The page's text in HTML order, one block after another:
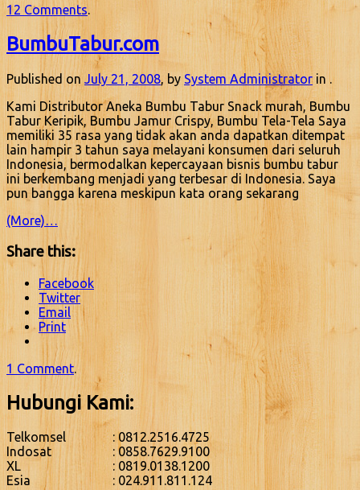
12 Comments.
BumbuTabur.com
Published on July 21, 2008, by System Administratorin .
Kami Distributor Aneka Bumbu Tabur Snack murah, Bumbu
Tabur Keripik, Bumbu Jamur Crispy, Bumbu Tela-Tela Saya
memiliki 35 rasa yang tidak akan anda dapatkan ditempat
lain hampir 3 tahun saya melayani konsumen dari seluruh
Indonesia, bermodalkan kepercayaan bisnis bumbu tabur
ini berkembang menjadi yang terbesar di Indonesia. Saya
pun bangga karena meskipun kata orang sekarang
(More)…
Share this:
Facebook
Twitter
Email
Print
1 Comment.
Hubungi Kami:
Telkomsel
: 0812.2516.4725
Indosat
: 0858.7629.9100
XL
: 0819.0138.1200
Esia
: 024.911.811.124